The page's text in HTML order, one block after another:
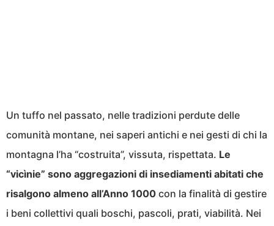
Un tuffo nel passato, nelle tradizioni perdute delle
comunità montane, nei saperi antichi e nei gesti di chi la
montagna l’ha “costruita”, vissuta, rispettata. Le
“vicìnie” sono aggregazioni di insediamenti abitati che
risalgono almeno all’Anno 1000 con la finalità di gestire
i beni collettivi quali boschi, pascoli, prati, viabilità. Nei